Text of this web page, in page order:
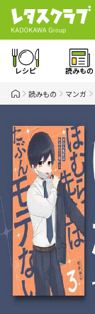
レシピ 読みもの
読みもの マンガ